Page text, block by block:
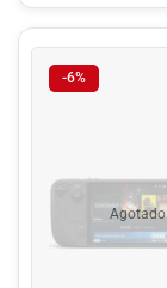
-6%
Agotado